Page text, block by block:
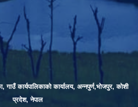
गाउँ कार्यपालिकाको कार्यालय, अन्नपुर्ण,भोजपुर, कोशी
प्रदेश, नेपाल